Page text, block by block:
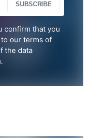
SUBSCRIBE
confirm that you
our terms of
the data